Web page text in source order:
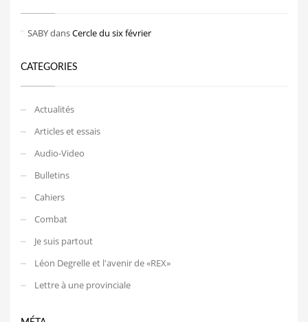
SABYdansCercle du six février
CATEGORIES
Actualités
Articles et essais
Audio-Video
Bulletins
Cahiers
Combat
Je suis partout
Léon Degrelle et l'avenir de «REX»
Lettre à une provinciale